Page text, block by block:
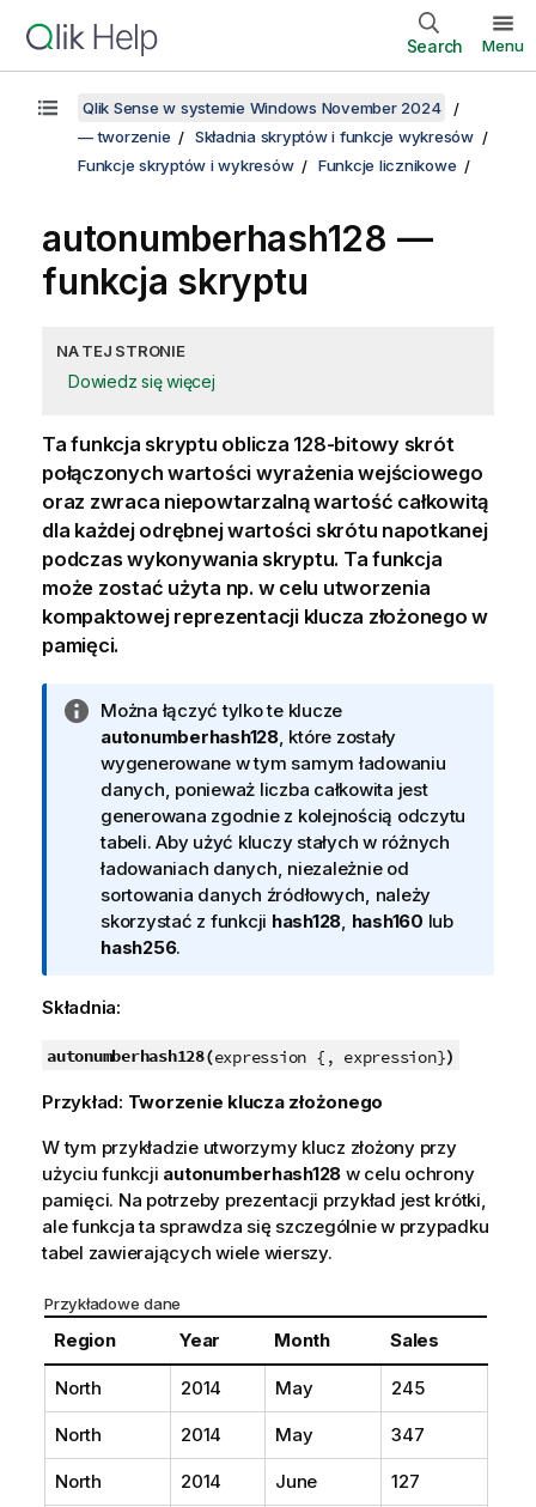
Search Menu
Qlik Sense w systemie Windows November 2024
— tworzenie
Składnia skryptów i funkcje wykresów
Funkcje skryptów i wykresów
Funkcje licznikowe
autonumberhash128 —
funkcja skryptu
NA TEJ STRONIE
Dowiedz się więcej
Ta funkcja skryptu oblicza 128-bitowy skrót
połączonych wartości wyrażenia wejściowego
oraz zwraca niepowtarzalną wartość całkowitą
dla każdej odrębnej wartości skrótu napotkanej
podczas wykonywania skryptu. Ta funkcja
może zostać użyta np. w celu utworzenia
kompaktowej reprezentacji klucza złożonego w
pamięci.
I
n
f
o
r
m
a
c
j
a
Można łączyć tylko te klucze
autonumberhash128, które zostały
wygenerowane w tym samym ładowaniu
danych, ponieważ liczba całkowita jest
generowana zgodnie z kolejnością odczytu
tabeli. Aby użyć kluczy stałych w różnych
ładowaniach danych, niezależnie od
sortowania danych źródłowych, należy
skorzystać z funkcji hash128, hash160 lub
hash256.
Składnia:
autonumberhash128(expression {, expression})
Przykład: Tworzenie klucza złożonego
W tym przykładzie utworzymy klucz złożony przy
użyciu funkcji autonumberhash128 w celu ochrony
pamięci. Na potrzeby prezentacji przykład jest krótki,
ale funkcja ta sprawdza się szczególnie w przypadku
tabel zawierających wiele wierszy.
Przykładowe dane
Region Year Month Sales
North 2014 May 245
North 2014 May 347
North 2014 June 127